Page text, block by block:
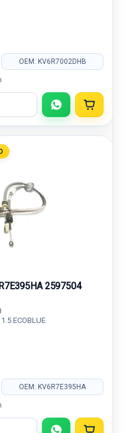
OEM: KV6R7002DHB
2597504
ECOBLUE
OEM: KV6R7E395HA